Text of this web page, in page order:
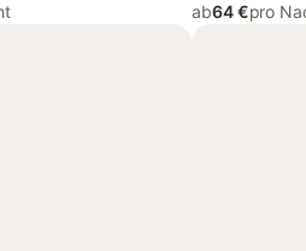
ab64 €pro